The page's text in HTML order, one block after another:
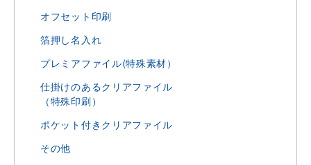
オフセット印刷
箔押し名入れ
プレミアファイル(特殊素材）
仕掛けのあるクリアファイル
（特殊印刷）
ポケット付きクリアファイル
その他